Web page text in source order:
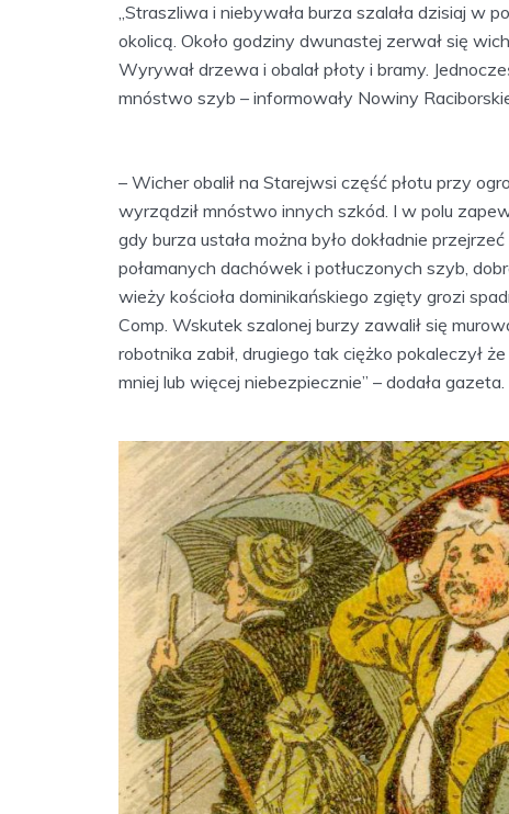
„Straszliwa i niebywała burza szalała dzisiaj w
okolicą. Około godziny dwunastej zerwał się
Wyrywał drzewa i obalał płoty i bramy.
mnóstwo szyb – informowały Nowiny
– Wicher obalił na Starejwsi część płotu przy
wyrządził mnóstwo innych szkód. I w polu
gdy burza ustała można było dokładnie
połamanych dachówek i potłuczonych szyb,
wieży kościoła dominikańskiego zgięty grozi
Comp. Wskutek szalonej burzy zawalił się
robotnika zabił, drugiego tak ciężko pokaleczył
mniej lub więcej niebezpiecznie” – dodała gazeta.